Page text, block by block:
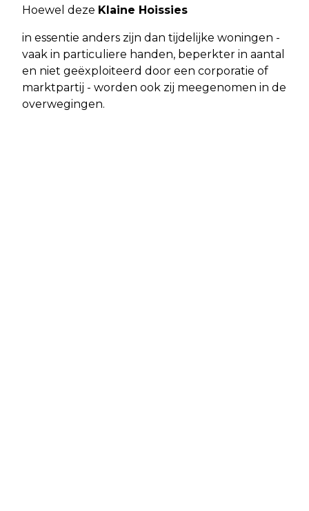
Hoewel deze Klaine Hoissies
in essentie anders zijn dan tijdelijke woningen -
vaak in particuliere handen, beperkter in aantal
en niet geëxploiteerd door een corporatie of
marktpartij - worden ook zij meegenomen in de
overwegingen.